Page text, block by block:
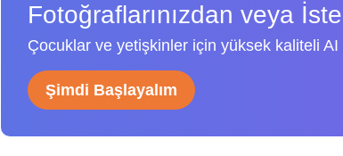
Fotoğraflarınızdan veya
Çocuklar ve yetişkinler için yüksek kaliteli AI
Şimdi Başlayalım